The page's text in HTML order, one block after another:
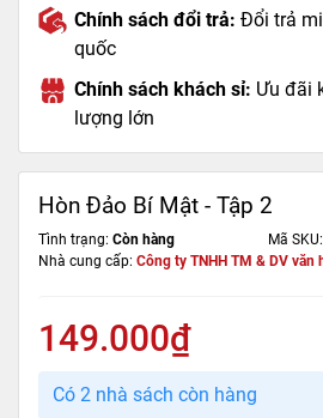
Chính sách đổi trả: Đổi trả
quốc
Chính sách khách sỉ: Ưu đãi
lượng lớn
Hòn Đảo Bí Mật - Tập 2
Tình trạng: Còn hàng Mã SKU:
Nhà cung cấp: Công ty TNHH TM & DV văn
149.000₫
Có 2 nhà sách còn hàng